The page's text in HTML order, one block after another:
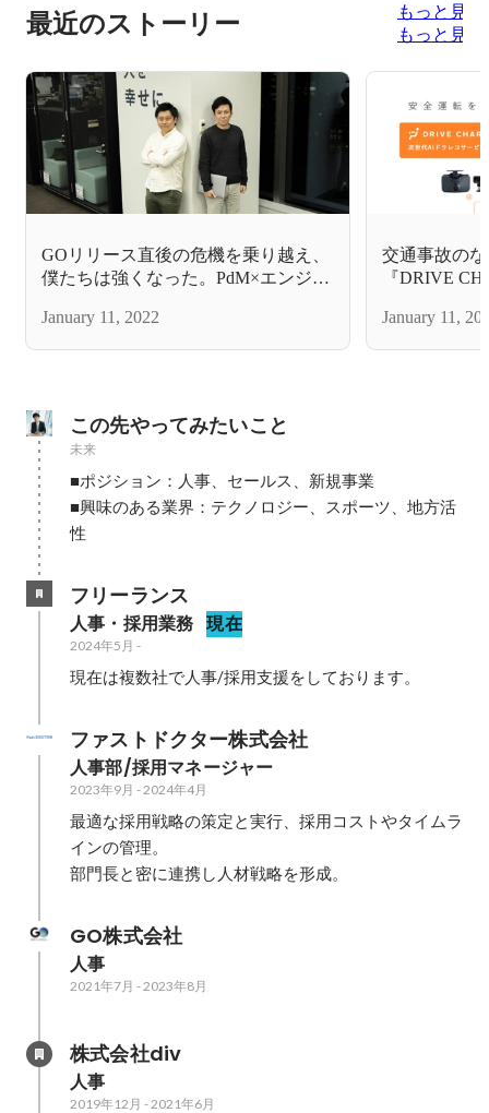
最近のストーリー
もっと見る
もっと見る
GOリリース直後の危機を乗り越え、
僕たちは強くなった。PdM×エンジニ
January 11, 2022
交通事故の
『DRIVE
January 11,
この先やってみたいこと
未来
■ポジション：人事、セールス、新規事業
■興味のある業界：テクノロジー、スポーツ、地方活
性
フリーランス
人事・採用業務 現在
2024年5月 -
現在は複数社で人事/採用支援をしております。
ファストドクター株式会社
人事部/採用マネージャー
2023年9月 - 2024年4月
最適な採用戦略の策定と実行、採用コストやタイムラ
インの管理。
GO株式会社
人事
2021年7月 - 2023年8月
株式会社div
人事
2019年12月 - 2021年6月